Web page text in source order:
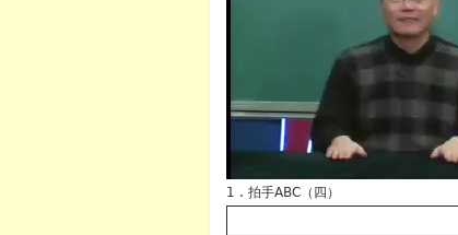
1 . 拍手ABC（四）